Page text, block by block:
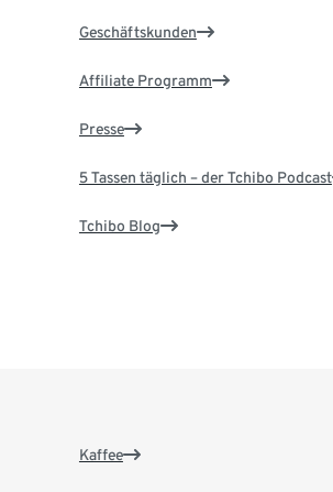
Geschäftskunden
Affiliate Programm
Presse
5 Tassen täglich – der Tchibo Podcast
Tchibo Blog
Kaffee